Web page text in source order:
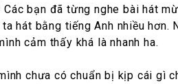
Các bạn đã từng nghe bài hát
hát bằng tiếng Anh nhiều hơn.
cảm thấy khá là nhanh ha.
chưa có chuẩn bị kịp cái gì